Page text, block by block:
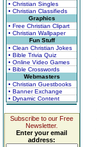
• Christian Singles
• Christian Classifieds
Graphics
• Free Christian Clipart
• Christian Wallpaper
Fun Stuff
• Clean Christian Jokes
• Bible Trivia Quiz
• Online Video Games
• Bible Crosswords
Webmasters
• Christian Guestbooks
• Banner Exchange
• Dynamic Content
Subscribe to our Free
Newsletter.
Enter your email
address: